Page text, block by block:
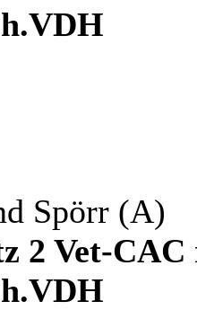
Spörr (A)
2 Vet-CAC